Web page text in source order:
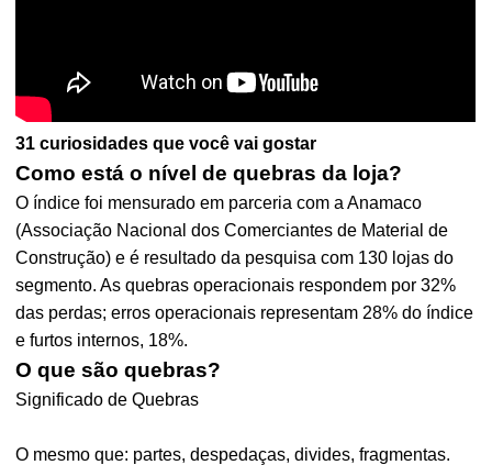
31 curiosidades que você vai gostar
Como está o nível de quebras da loja?
O índice foi mensurado em parceria com a Anamaco
(Associação Nacional dos Comerciantes de Material de
Construção) e é resultado da pesquisa com 130 lojas do
segmento. As quebras operacionais respondem por 32%
das perdas; erros operacionais representam 28% do índice
e furtos internos, 18%.
O que são quebras?
Significado de Quebras
O mesmo que: partes, despedaças, divides, fragmentas.